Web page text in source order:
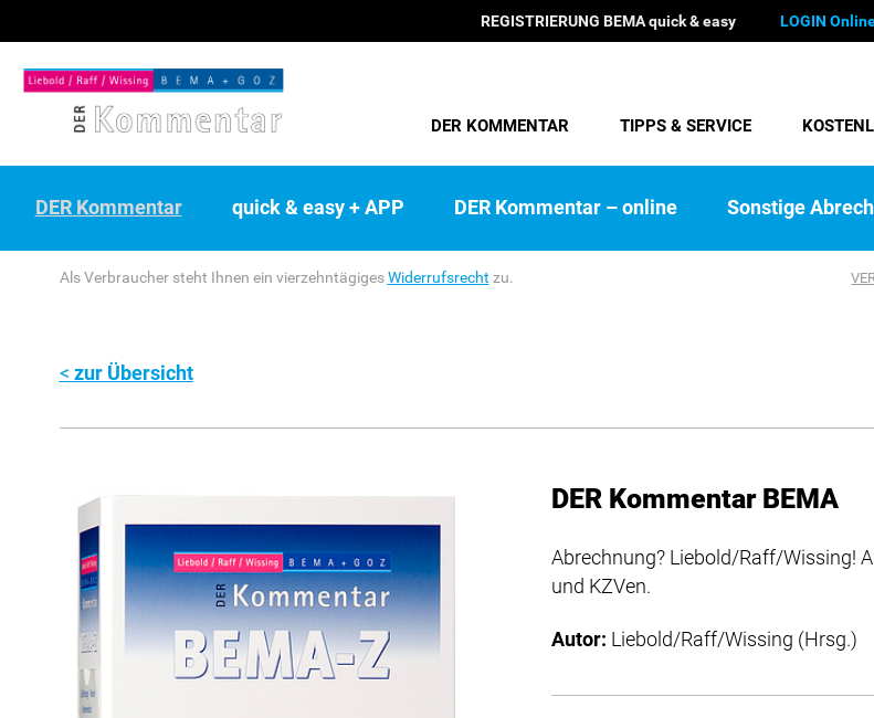
REGISTRIERUNG BEMA quick & easy LOGIN
DER KOMMENTAR TIPPS & SERVICE
DER Kommentar quick & easy + APP DER Kommentar – online Sonstige
Als Verbraucher steht Ihnen ein vierzehntägigesWiderrufsrecht zu.
zur Übersicht
DER Kommentar BEMA
Abrechnung? Liebold/Raff/Wissing!
und KZVen.
Autor: Liebold/Raff/Wissing (Hrsg.)